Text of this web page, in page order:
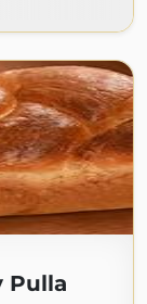
Pulla